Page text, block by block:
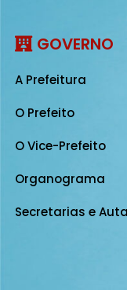
GOVERNO
A Prefeitura
O Prefeito
O Vice-Prefeito
Organograma
Secretarias e